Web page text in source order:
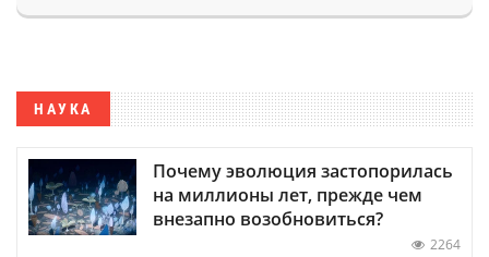
НАУКА
Почему эволюция застопорилась
на миллионы лет, прежде чем
внезапно возобновиться?
2264